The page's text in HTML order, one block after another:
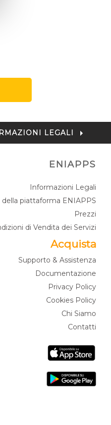
LEGALI
ENIAPPS
Informazioni Legali
piattaforma ENIAPPS
Prezzi
di Vendita dei Servizi
Acquista
Supporto & Assistenza
Documentazione
Privacy Policy
Cookies Policy
Chi Siamo
Contatti